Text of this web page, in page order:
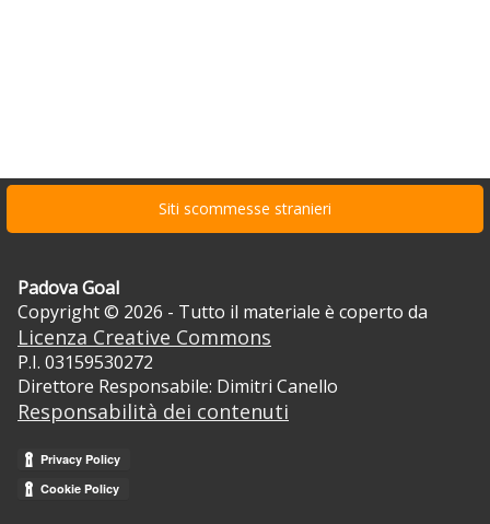
Siti scommesse stranieri
Padova Goal
Copyright © 2026 - Tutto il materiale è coperto da
Licenza Creative Commons
P.I. 03159530272
Direttore Responsabile: Dimitri Canello
Responsabilità dei contenuti